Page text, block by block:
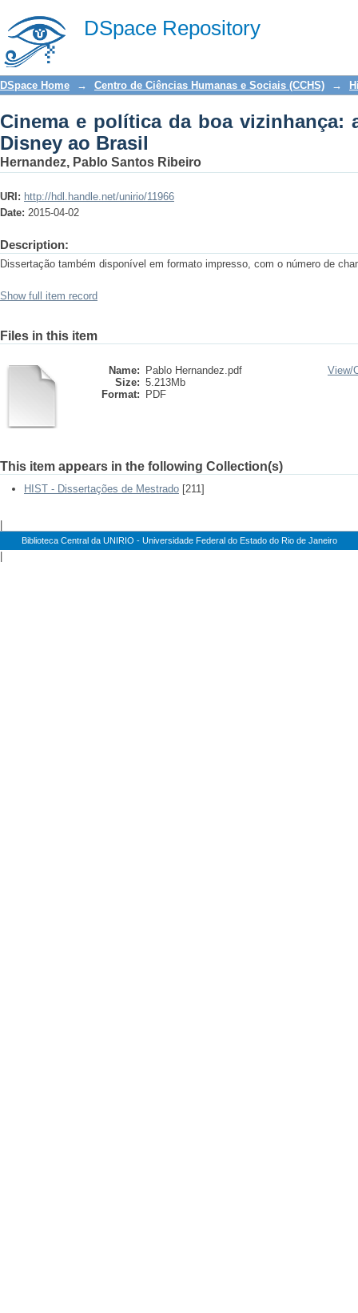
DSpace Repository
Cinema e política da boa vizinhança:
DSpace Home → Centro de Ciências Humanas e Sociais (CCHS) →
Cinema e política da boa vizinhança:
Disney ao Brasil
Hernandez, Pablo Santos Ribeiro
URI: http://hdl.handle.net/unirio/11966
Date: 2015-04-02
Description:
Dissertação também disponível em formato impresso, com o número de
Show full item record
Files in this item
Name:
Pablo Hernandez.pdf
Size: 5.213Mb
Format:
PDF
View/
This item appears in the following Collection(s)
HIST - Dissertações de Mestrado [211]
Biblioteca Central da UNIRIO - Universidade Federal do Estado do Rio de Janeiro